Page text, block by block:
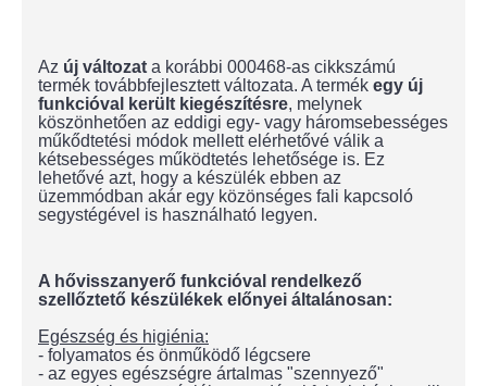
Az új változat a korábbi 000468-as cikkszámú
termék továbbfejlesztett változata. A termék egy új
funkcióval került kiegészítésre, melynek
köszönhetően az eddigi egy- vagy háromsebességes
műkődtetési módok mellett elérhetővé válik a
kétsebességes működtetés lehetősége is. Ez
lehetővé azt, hogy a készülék ebben az
üzemmódban akár egy közönséges fali kapcsoló
segystégével is használható legyen.
A hővisszanyerő funkcióval rendelkező
szellőztető készülékek előnyei általánosan:
Egészség és higiénia:
- folyamatos és önműködő légcsere
- az egyes egészségre ártalmas "szennyező"